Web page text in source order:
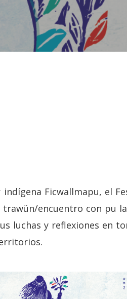
Ficwallmapu, el
encuentro con pu
luchas y reflexiones en